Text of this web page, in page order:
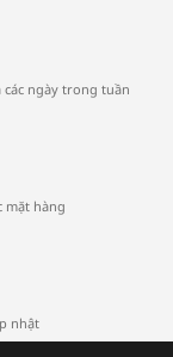
ngày trong tuần
mặt hàng
nhật